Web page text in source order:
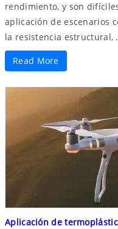
rendimiento, y son
aplicación de escenarios
la resistencia estructural,
Read More
Aplicación de